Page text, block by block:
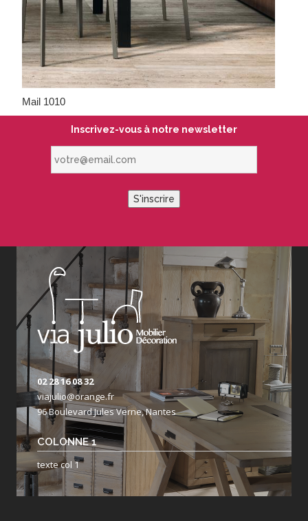
Mail 1010
Inscrivez-vous à notre newsletter
S'inscrire
02 28 16 08 32
viajulio@orange.fr
96 Boulevard Jules Verne, Nantes
COLONNE 1
texte col 1